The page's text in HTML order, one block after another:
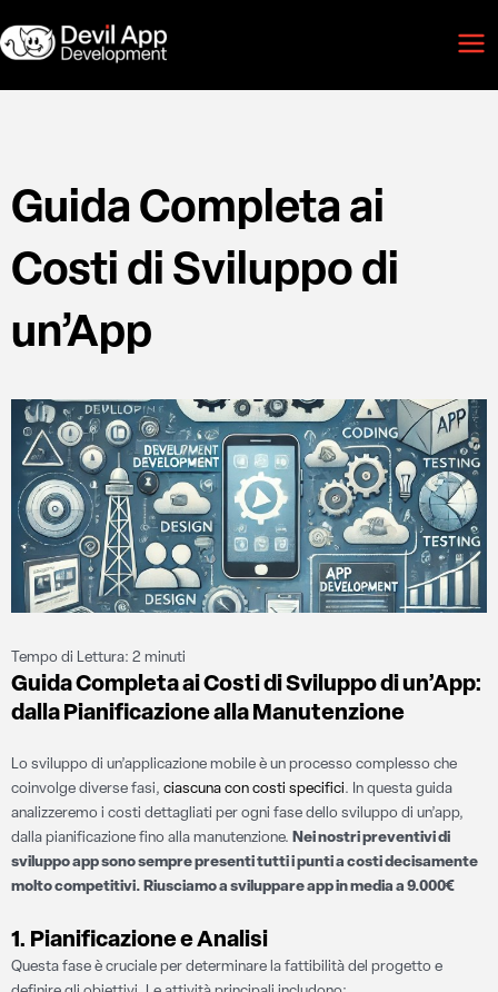
al
contenuto
Guida Completa ai
Costi di Sviluppo di
un’App
Tempo di Lettura: 2 minuti
Guida Completa ai Costi di Sviluppo di un’App:
dalla Pianificazione alla Manutenzione
Lo sviluppo di un’applicazione mobile è un processo complesso che
coinvolge diverse fasi, ciascuna con costi specifici. In questa guida
analizzeremo i costi dettagliati per ogni fase dello sviluppo di un’app,
dalla pianificazione fino alla manutenzione. Nei nostri preventivi di
sviluppo app sono sempre presenti tutti i punti a costi decisamente
molto competitivi. Riusciamo a sviluppare app in media a 9.000€
1. Pianificazione e Analisi
Questa fase è cruciale per determinare la fattibilità del progetto e